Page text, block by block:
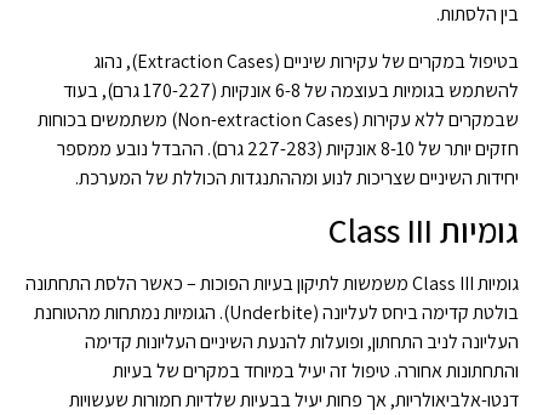
בין הלסתות.
בטיפול במקרים של עקירות שיניים (Extraction Cases), נהוג
להשתמש בגומיות בעוצמה של 6-8 אונקיות (170-227 גרם), בעוד
שבמקרים ללא עקירות (Non-extraction Cases) משתמשים בכוחות
חזקים יותר של 8-10 אונקיות (227-283 גרם). ההבדל נובע ממספר
יחידות השיניים שצריכות לנוע ומההתנגדות הכוללת של המערכת.
גומיות Class III
גומיות Class III משמשות לתיקון בעיות הפוכות – כאשר הלסת התחתונה
בולטת קדימה ביחס לעליונה (Underbite). הגומיות נמתחות מהטוחנת
העליונה לניב התחתון, ופועלות להנעת השיניים העליונות קדימה
והתחתונות אחורה. טיפול זה יעיל במיוחד במקרים של בעיות
דנטו-אלביאולריות, אך פחות יעיל בבעיות שלדיות חמורות שעשויות